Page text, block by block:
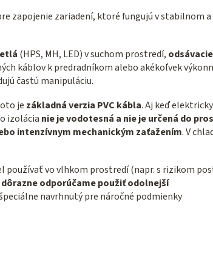
zapojenie zariadení, ktoré fungujú v stabilnom a
(HPS, MH, LED) v suchom prostredí, odsávacie
káblov k predradníkom alebo akékoľvek
častú manipuláciu.
je základná verzia PVC kábla. Aj keď
izolácia nie je vodotesná a nie je určená do
intenzívnym mechanickým zaťažením. V
používať vo vlhkom prostredí (napr. s rizikom
dôrazne odporúčame použiťodolnejší
navrhnutý pre náročné podmienky